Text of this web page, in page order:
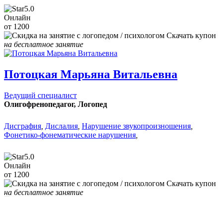
5.0
Онлайн
от 1200
Скачать купон
на бесплатное занятие
Потоцкая Марьяна Витальевна
Ведущий специалист
Олигофренопедагог, Логопед
Дисграфия Дислалия Нарушение звукопроизношения
Фонетико-фонематические нарушения
5.0
Онлайн
от 1200
Скачать купон
на бесплатное занятие